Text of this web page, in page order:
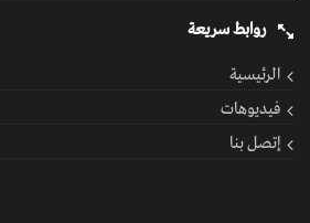
روابط سريعة
الرئيسية
فيديوهات
إتصل بنا